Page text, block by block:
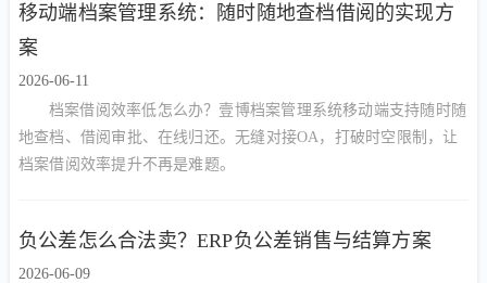
移动端档案管理系统：随时随地查档借阅的实现方
案
2026-06-11
档案借阅效率低怎么办？壹博档案管理系统移动端支持随时随
地查档、借阅审批、在线归还。无缝对接OA，打破时空限制，让
档案借阅效率提升不再是难题。
负公差怎么合法卖？ERP负公差销售与结算方案
2026-06-09